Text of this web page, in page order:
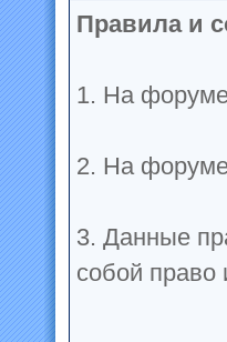
Правила и
1. На
2. На
3. Данные
собой право